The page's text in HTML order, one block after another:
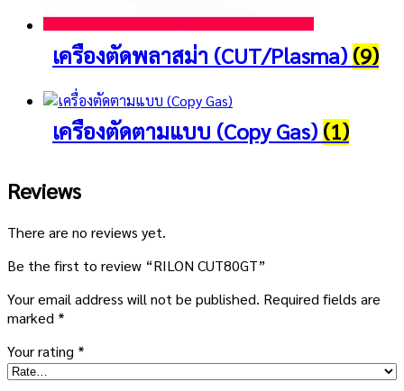
เครื่องตัดพลาสม่า (CUT/Plasma) (9)
เครื่องตัดตามแบบ (Copy Gas) (1)
Reviews
There are no reviews yet.
Be the first to review “RILON CUT80GT”
Your email address will not be published. Required fields are
marked *
Your rating *